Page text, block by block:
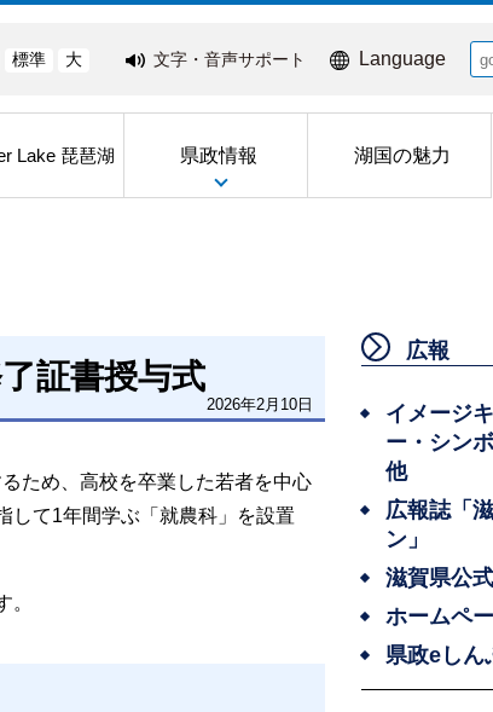
標準 大 文字・音声サポート Language
Lake 琵琶湖 県政情報 湖国の魅力
証書授与式
2026年2月10日
ため、高校を卒業した若者を中心
して1年間学ぶ「就農科」を設置
。
広報
イメージ
ー・シン
他
広報誌「
ン」
滋賀県公
ホームペ
県政eしん